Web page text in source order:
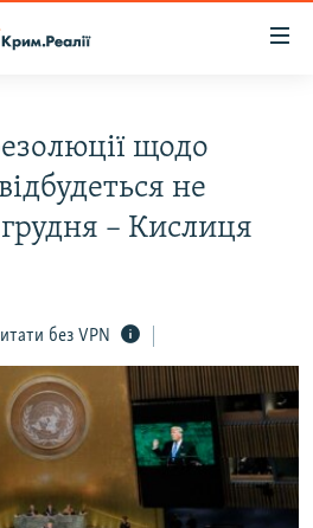
щодо
не
– Кислиця
без VPN